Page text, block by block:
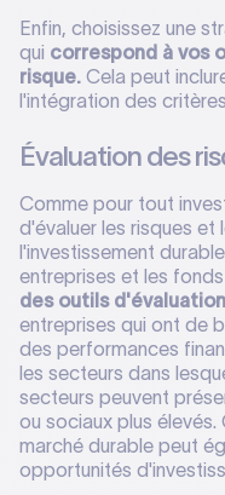
Enfin, choisissez une
qui correspond à vos
risque. Cela peut
l'intégration des
Évaluation des
Comme pour tout
d'évaluer les risques
l'investissement
entreprises et les
des outils
entreprises qui ont de
des performances
les secteurs dans
secteurs peuvent
ou sociaux plus
marché durable peut
opportunités